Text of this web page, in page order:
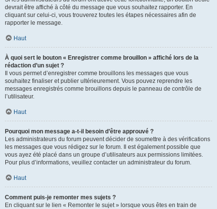
devrait être affiché à côté du message que vous souhaitez rapporter. En
cliquant sur celui-ci, vous trouverez toutes les étapes nécessaires afin de
rapporter le message.
Haut
À quoi sert le bouton « Enregistrer comme brouillon » affiché lors de la
rédaction d’un sujet ?
Il vous permet d’enregistrer comme brouillons les messages que vous
souhaitez finaliser et publier ultérieurement. Vous pouvez reprendre les
messages enregistrés comme brouillons depuis le panneau de contrôle de
l’utilisateur.
Haut
Pourquoi mon message a-t-il besoin d’être approuvé ?
Les administrateurs du forum peuvent décider de soumettre à des vérifications
les messages que vous rédigez sur le forum. Il est également possible que
vous ayez été placé dans un groupe d’utilisateurs aux permissions limitées.
Pour plus d’informations, veuillez contacter un administrateur du forum.
Haut
Comment puis-je remonter mes sujets ?
En cliquant sur le lien « Remonter le sujet » lorsque vous êtes en train de